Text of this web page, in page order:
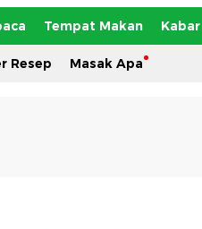
Tempat Makan
Resep Masak Apa